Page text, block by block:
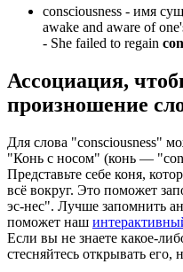
consciousness - имя
awake and aware of
- She failed to regain
Ассоциация,
произношение
Для слова "consciousness"
"Конь с носом" (конь —
Представьте себе коня,
всё вокруг. Это поможет
эс-нес". Лучше запомнить
поможет наш
Если вы не знаете какое-
стесняйтесь открывать